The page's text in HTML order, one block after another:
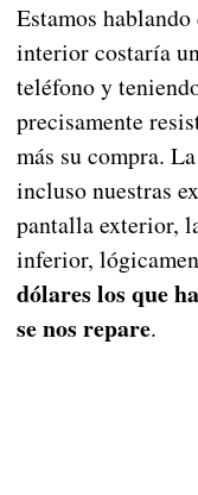
Estamos
interior costaría
teléfono y
precisamente
más su compra.
incluso nuestras
pantalla exterior,
inferior,
dólares los que
se nos repare.